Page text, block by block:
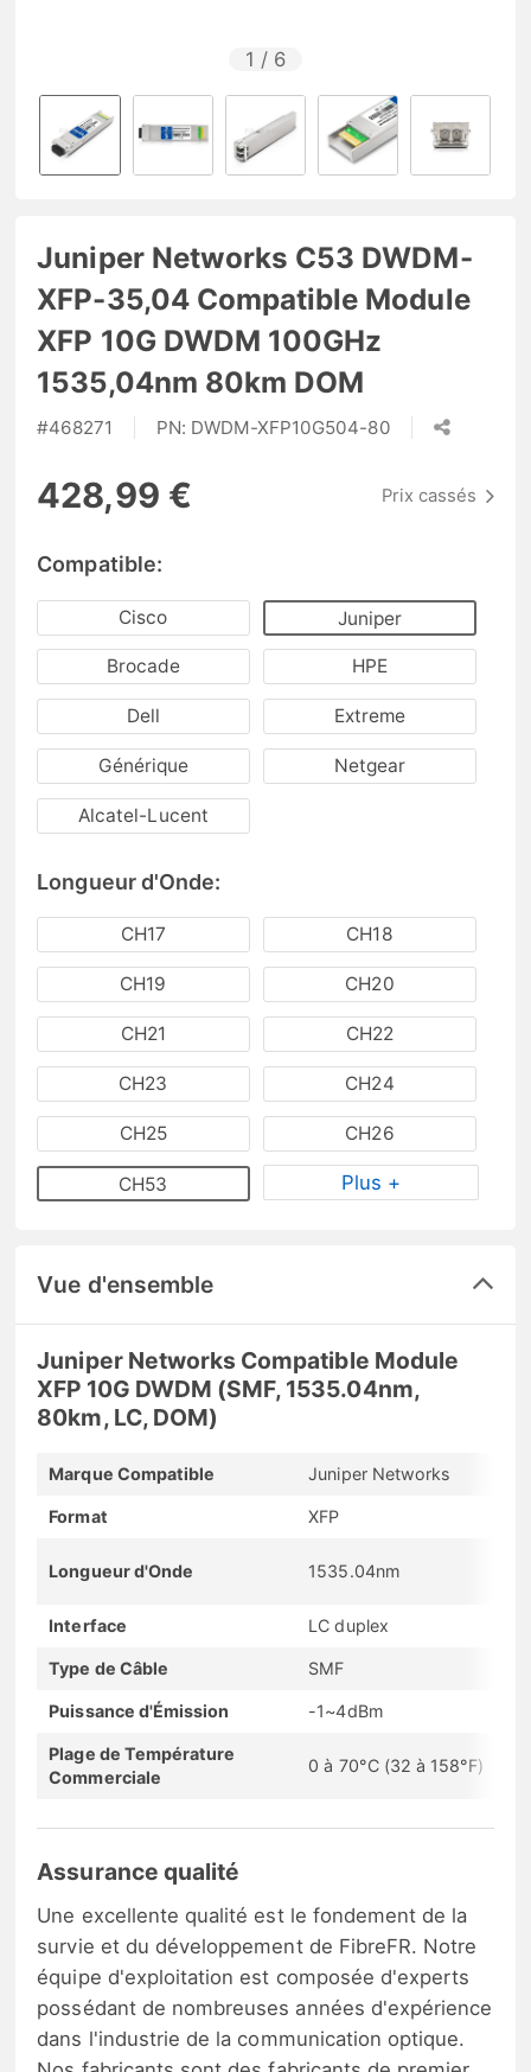
1 / 6
Juniper Networks C53 DWDM-
XFP-35,04 Compatible Module
XFP 10G DWDM 100GHz
1535,04nm 80km DOM
#468271 PN: DWDM-XFP10G504-80
428,99 € Prix cassés
Compatible:
Cisco Juniper
Brocade HPE
Dell Extreme
Générique Netgear
Alcatel-Lucent
Longueur d'Onde:
CH17 CH18
CH19 CH20
CH21 CH22
CH23 CH24
CH25 CH26
CH53 Plus +
Vue d'ensemble
Juniper Networks Compatible Module
XFP 10G DWDM (SMF, 1535.04nm,
80km, LC, DOM)
Marque Compatible Juniper Networks
Format XFP
Longueur d'Onde 1535.04nm
Interface LC duplex
Type de Câble SMF
Puissance d'Émission -1~4dBm
Plage de Température
Commerciale
0 à 70°C (32 à 158°F)
Assurance qualité
Une excellente qualité est le fondement de la
survie et du développement de FibreFR. Notre
équipe d'exploitation est composée d'experts
possédant de nombreuses années d'expérience
dans l'industrie de la communication optique.